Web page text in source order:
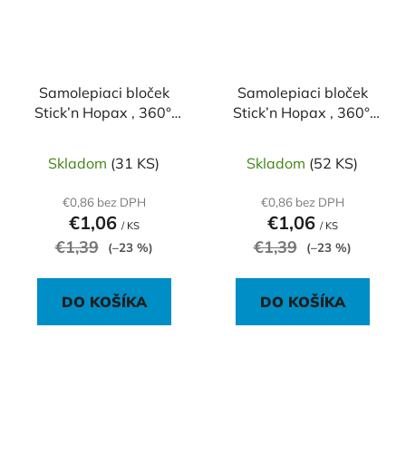
Samolepiaci bloček
Stick’n Hopax , 360°,
Skladom (31 KS)
€0,86 bez DPH
€1,06 / KS
€1,39 (–23 %)
DO KOŠÍKA
Samolepiaci bloček
Stick’n Hopax , 360°,
Skladom (52 KS)
€0,86 bez DPH
€1,06 / KS
€1,39 (–23 %)
DO KOŠÍKA